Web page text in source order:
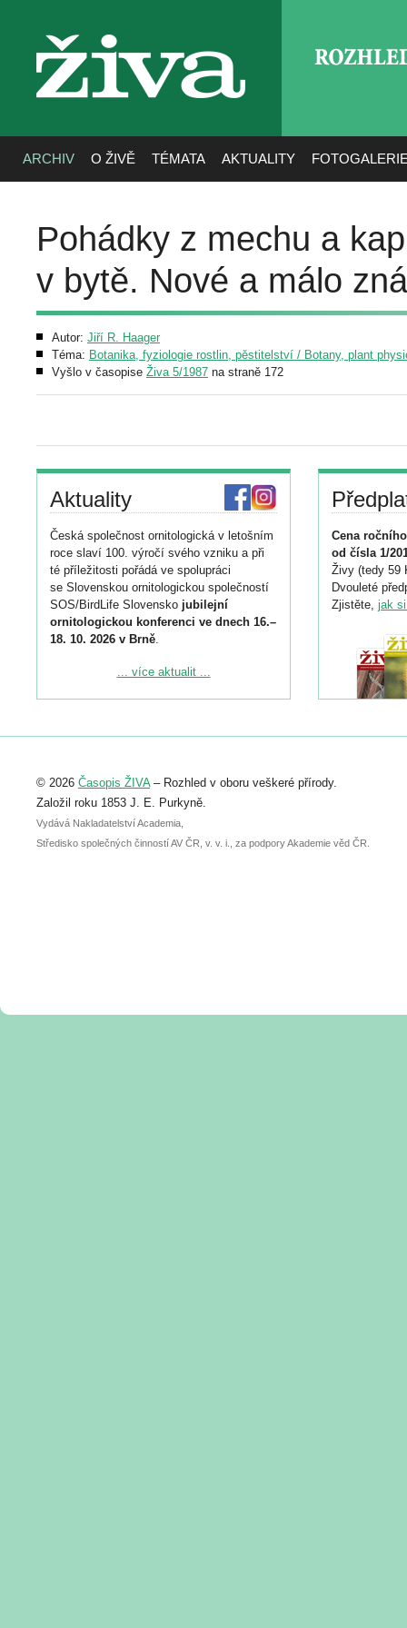
živa
ARCHIV O ŽIVĚ TÉMATA AKTUALITY
Pohádky z mechu a
v bytě. Nové a málo
Autor: Jiří R. Haager
Téma: Botanika, fyziologie rostlin, pěstitelství / Botany, plant
Vyšlo v časopise Živa 5/1987 na straně 172
Aktuality
Česká společnost ornitologická v letošním
roce slaví 100. výročí svého vzniku a při
té příležitosti pořádá ve spolupráci
se Slovenskou ornitologickou společností
SOS/BirdLife Slovensko jubilejní
ornitologickou konferenci ve dnech 16.–
18. 10. 2026 v Brně.
Podrobnější informace ke konferenci
Registrovat se můžete do 6. září.
abstraktu přihlášené přednášky nebo
posteru je už 30. června.
... více aktualit ...
Cena
od čísla 1/
Živy (tedy 59
Dvouleté
Zjistěte, jak
© 2026 Časopis ŽIVA– Rozhled v oboru veškeré přírody.
Založil roku 1853 J. E. Purkyně.
Vydává Nakladatelství Academia,
Středisko společných činností AV ČR, v. v. i., za podpory Akademie věd ČR.